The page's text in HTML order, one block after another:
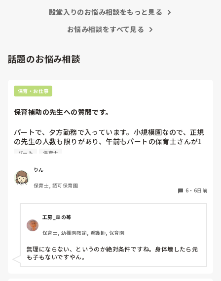
殿堂入りのお悩み相談をもっと見る
お悩み相談をすべて見る
話題のお悩み相談
保育・お仕事
保育補助の先生への質問です。
パートで、夕方勤務で入っています。小規模園なので、正規
の先生の人数も限りがあり、午前もパートの保育士さんが1
人いたのですが、辞められて配置的にはギリギリで回されて
私自身、他にダブルワークもせず、午前、自分の家の用事だ
けで特に忙しくもないので、もともと、100名を超える保育
園でフリーをしていたこともあり、午前保育も業務的には大
せん。
上のような状況だと、皆さんなら、午前保育、手伝います
園長からは、この日、大丈夫とか聞かれたりします。が、辛
ければ大丈夫だからとも言われます。正規の先生の体力の方
も心配です。
パート 保育士
りん
保育士, 認可保育園
6 ・ 6日前
工房_森の苺
保育士, 幼稚園教諭, 看護師, 保育園
無理にならない、というのか絶対条件ですね。身体壊したら元
も子もないですやん。